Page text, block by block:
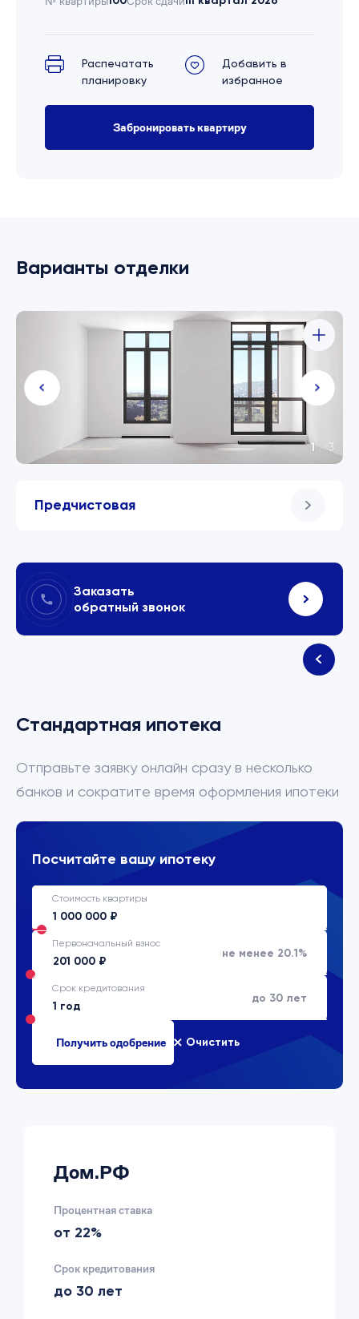
Распечатать
планировку
Добавить в
избранное
Забронировать квартиру
Варианты отделки
Предчистовая
1 /3
Заказать
обратный звонок
Стандартная ипотека
Отправьте заявку онлайн сразу в несколько
банков и сократите время оформления ипотеки
Посчитайте вашу ипотеку
Стоимость квартиры
Первоначальный взнос
не менее 20.1%
Срок кредитования
до 30 лет
Очистить
Дом.РФ
Процентная ставка
от 22%
Срок кредитования
до 30 лет